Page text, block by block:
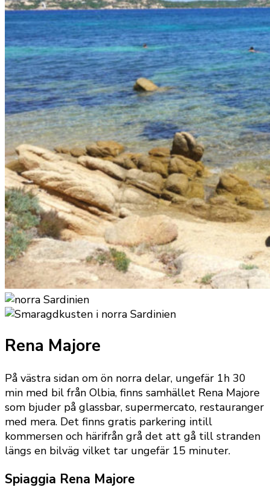
Rena Majore
På västra sidan om ön norra delar, ungefär 1h 30
min med bil från Olbia, finns samhället Rena Majore
som bjuder på glassbar, supermercato, restauranger
med mera. Det finns gratis parkering intill
kommersen och härifrån grå det att gå till stranden
längs en bilväg vilket tar ungefär 15 minuter.
Spiaggia Rena Majore